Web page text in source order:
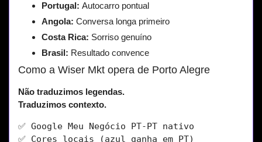
Portugal: Autocarro pontual
Angola: Conversa longa primeiro
Costa Rica: Sorriso genuíno
Brasil: Resultado convence
Como a Wiser Mkt opera de Porto Alegre
Não traduzimos legendas.
Traduzimos contexto.
✅ Google Meu Negócio PT-PT nativo
✅ Cores locais (azul ganha em PT)